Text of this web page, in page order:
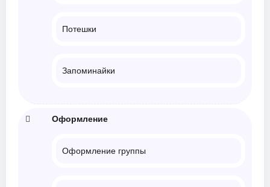
Потешки
Запоминайки
Оформление
Оформление группы